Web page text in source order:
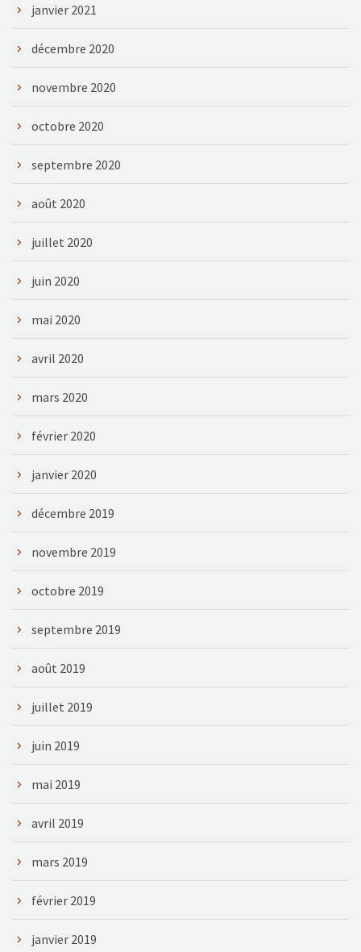
janvier 2021
décembre 2020
novembre 2020
octobre 2020
septembre 2020
août 2020
juillet 2020
juin 2020
mai 2020
avril 2020
mars 2020
février 2020
janvier 2020
décembre 2019
novembre 2019
octobre 2019
septembre 2019
août 2019
juillet 2019
juin 2019
mai 2019
avril 2019
mars 2019
février 2019
janvier 2019